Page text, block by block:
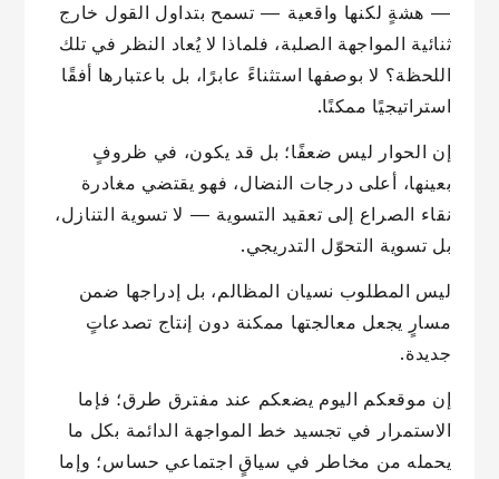
— هشةٍ لكنها واقعية — تسمح بتداول القول خارج
ثنائية المواجهة الصلبة، فلماذا لا يُعاد النظر في تلك
اللحظة؟ لا بوصفها استثناءً عابرًا، بل باعتبارها أفقًا
استراتيجيًا ممكنًا.
إن الحوار ليس ضعفًا؛ بل قد يكون، في ظروفٍ
بعينها، أعلى درجات النضال، فهو يقتضي مغادرة
نقاء الصراع إلى تعقيد التسوية — لا تسوية التنازل،
بل تسوية التحوّل التدريجي.
ليس المطلوب نسيان المظالم، بل إدراجها ضمن
مسارٍ يجعل معالجتها ممكنة دون إنتاج تصدعاتٍ
جديدة.
إن موقعكم اليوم يضعكم عند مفترق طرق؛ فإما
الاستمرار في تجسيد خط المواجهة الدائمة بكل ما
يحمله من مخاطر في سياقٍ اجتماعي حساس؛ وإما